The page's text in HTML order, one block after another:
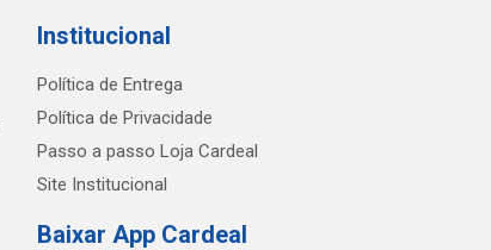
Institucional
Política de Entrega
Política de Privacidade
Passo a passo Loja Cardeal
Site Institucional
Baixar App Cardeal